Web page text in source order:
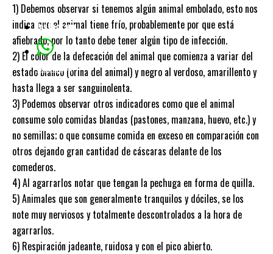
Instagram
whatsapp
1) Debemos observar si tenemos algún animal embolado, esto nos
indica que el animal tiene frío, probablemente por que está
afiebrado, por lo tanto debe tener algún tipo de infección.
2) El color de la defecación del animal que comienza a variar del
estado blanco (orina del animal) y negro al verdoso, amarillento y
hasta llega a ser sanguinolenta.
3) Podemos observar otros indicadores como que el animal
consume solo comidas blandas (pastones, manzana, huevo, etc.) y
no semillas; o que consume comida en exceso en comparación con
otros dejando gran cantidad de cáscaras delante de los
comederos.
4) Al agarrarlos notar que tengan la pechuga en forma de quilla.
5) Animales que son generalmente tranquilos y dóciles, se los
note muy nerviosos y totalmente descontrolados a la hora de
agarrarlos.
6) Respiración jadeante, ruidosa y con el pico abierto.